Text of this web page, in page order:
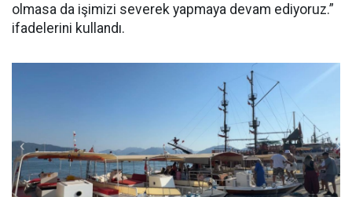
olmasa da işimizi severek yapmaya devam ediyoruz.”
ifadelerini kullandı.